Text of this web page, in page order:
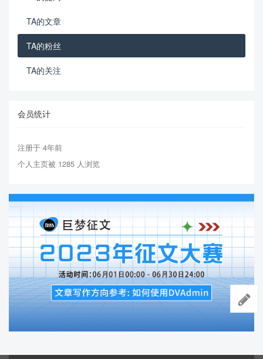
TA的文章
TA的粉丝
TA的关注
会员统计
注册于 4年前
个人主页被 1285 人浏览